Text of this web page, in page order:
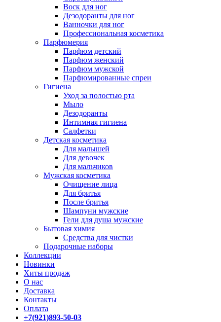
Воск для ног
Дезодоранты для ног
Ванночки для ног
Профессиональная косметика
Парфюмерия
Парфюм детский
Парфюм женский
Парфюм мужской
Парфюмированные спреи
Гигиена
Уход за полостью рта
Мыло
Дезодоранты
Интимная гигиена
Салфетки
Детская косметика
Для малышей
Для девочек
Для мальчиков
Мужская косметика
Очищение лица
Для бритья
После бритья
Шампуни мужские
Гели для душа мужские
Бытовая химия
Средства для чистки
Подарочные наборы
Коллекции
Новинки
Хиты продаж
О нас
Доставка
Контакты
Оплата
+7(921)893-50-03